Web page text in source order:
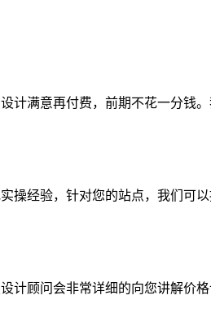
计满意再付费，前期不花一分钱
操经验，针对您的站点，我们可
计顾问会非常详细的向您讲解价